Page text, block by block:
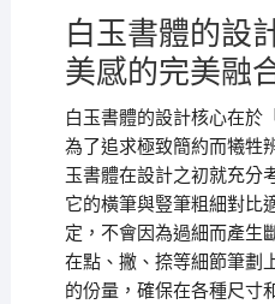
白玉書體的設
美感的完美融
白玉書體的設計核心在於
為了追求極致簡約而犧牲
玉書體在設計之初就充分
它的橫筆與豎筆粗細對比
定，不會因為過細而產生
在點、撇、捺等細節筆劃
的份量，確保在各種尺寸